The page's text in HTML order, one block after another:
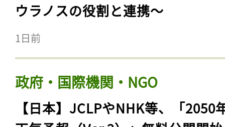
ウラノスの役割と連携〜
1日前
政府・国際機関・NGO
【日本】JCLPやNHK等、「2050